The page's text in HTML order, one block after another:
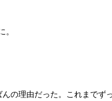
。
の理由だった。これまでず